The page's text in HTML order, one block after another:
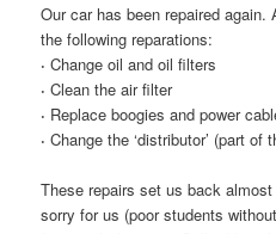
Our car has been repaired
the following reparations:
· Change oil and oil filters
· Clean the air filter
· Replace boogies and power
· Change the ‘distributor’ (part of
These repairs set us back
sorry for us (poor students